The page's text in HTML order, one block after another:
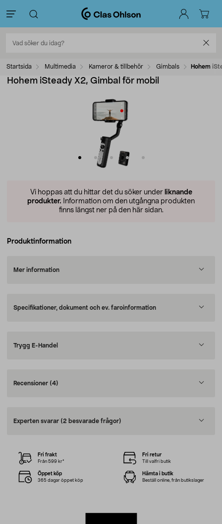
Startsida Multimedia Kameror & tillbehör Gimbals Hohem
Hohem iSteady X2, Gimbal för mobil
Vi hoppas att du hittar det du söker under liknande
produkter. Information om den utgångna produkten
finns längst ner på den här sidan.
Produktinformation
Mer information
Specifikationer, dokument och ev. faroinformation
Trygg E-Handel
Recensioner (4)
Experten svarar (2 besvarade frågor)
Fri frakt
Från 599 kr*
Fri retur
Till valfri butik
Öppet köp
365 dagar öppet köp
Hämta i butik
Beställ online, från butikslager